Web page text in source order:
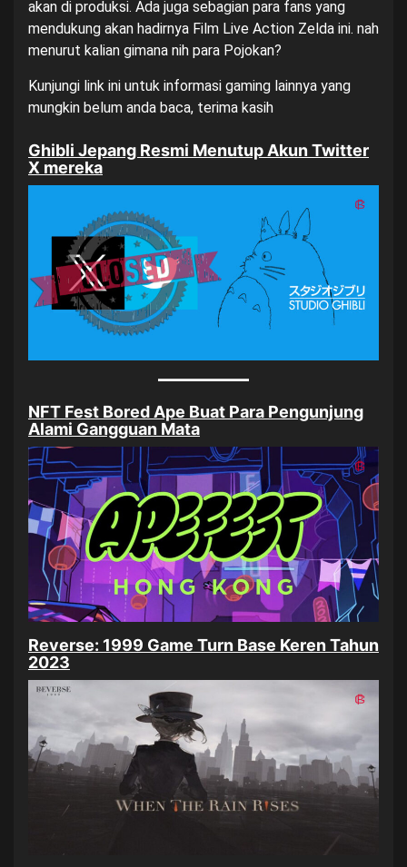
akan di produksi. Ada juga sebagian para fans yang
mendukung akan hadirnya Film Live Action Zelda ini. nah
menurut kalian gimana nih para Pojokan?
Kunjungi link ini untuk informasi gaming lainnya yang
mungkin belum anda baca, terima kasih
Ghibli Jepang Resmi Menutup Akun Twitter
X mereka
NFT Fest Bored Ape Buat Para Pengunjung
Alami Gangguan Mata
Reverse: 1999 Game Turn Base Keren Tahun
2023